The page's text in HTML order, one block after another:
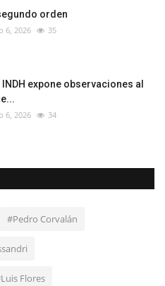
orden
6, 2026 35
expone observaciones al
6, 2026 34
#Pedro Corvalán
Flores